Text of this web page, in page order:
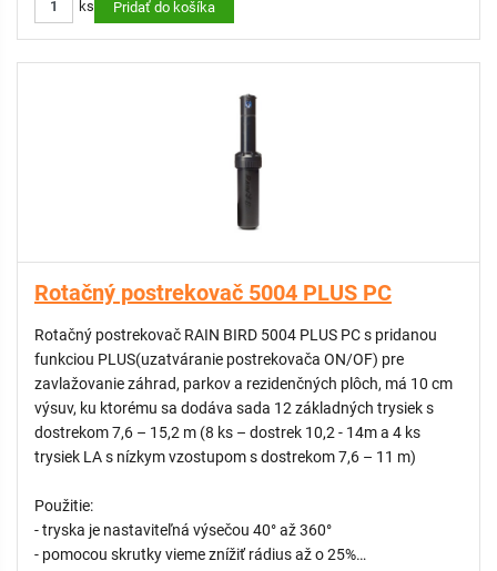
ks Pridať do košíka
Rotačný postrekovač 5004 PLUS PC
Rotačný postrekovač RAIN BIRD 5004 PLUS PC s pridanou
funkciou PLUS(uzatváranie postrekovača ON/OF) pre
zavlažovanie záhrad, parkov a rezidenčných plôch, má 10 cm
výsuv, ku ktorému sa dodáva sada 12 základných trysiek s
dostrekom 7,6 – 15,2 m (8 ks – dostrek 10,2 - 14m a 4 ks
trysiek LA s nízkym vzostupom s dostrekom 7,6 – 11 m)
Použitie:
- tryska je nastaviteľná výsečou 40° až 360°
- pomocou skrutky vieme znížiť rádius až o 25%